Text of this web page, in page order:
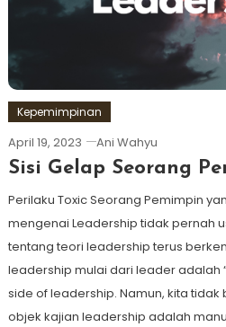
Kepemimpinan
April 19, 2023 Ani Wahyu
Sisi Gelap Seorang
Perilaku Toxic Seorang Pemimpin
mengenai Leadership tidak pernah
tentang teori leadership terus
leadership mulai dari leader adalah
side of leadership. Namun, kita
objek kajian leadership adalah